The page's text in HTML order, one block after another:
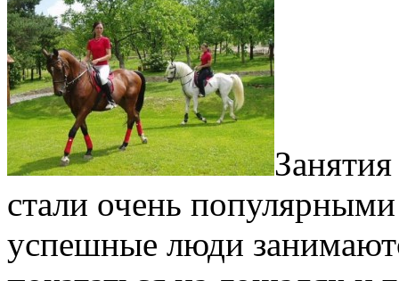
стали очень
успешные люди